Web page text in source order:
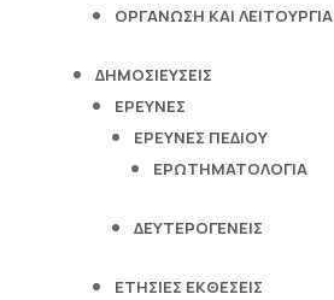
ΟΡΓΑΝΩΣΗ ΚΑΙ ΛΕΙΤΟΥΡΓΙΑ
ΔΗΜΟΣΙΕΥΣΕΙΣ
ΕΡΕΥΝΕΣ
ΕΡΕΥΝΕΣ ΠΕΔΙΟΥ
ΕΡΩΤΗΜΑΤΟΛΟΓΙΑ
ΔΕΥΤΕΡΟΓΕΝΕΙΣ
ΕΤΗΣΙΕΣ ΕΚΘΕΣΕΙΣ